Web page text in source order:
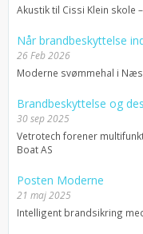
Akustik til Cissi Klein skole
Når brandbeskyttelse
26 Feb 2026
Moderne svømmehal i
Brandbeskyttelse og
30 sep 2025
Vetrotech forener
Boat AS
Posten Moderne
21 maj 2025
Intelligent brandsikring